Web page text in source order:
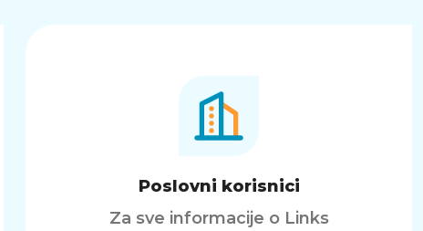
Poslovni korisnici
Za sve informacije o Links